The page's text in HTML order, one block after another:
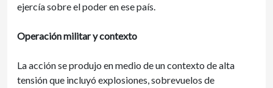
ejercía sobre el poder en ese país.
Operación militar y contexto
La acción se produjo en medio de un contexto de alta
tensión que incluyó explosiones, sobrevuelos de